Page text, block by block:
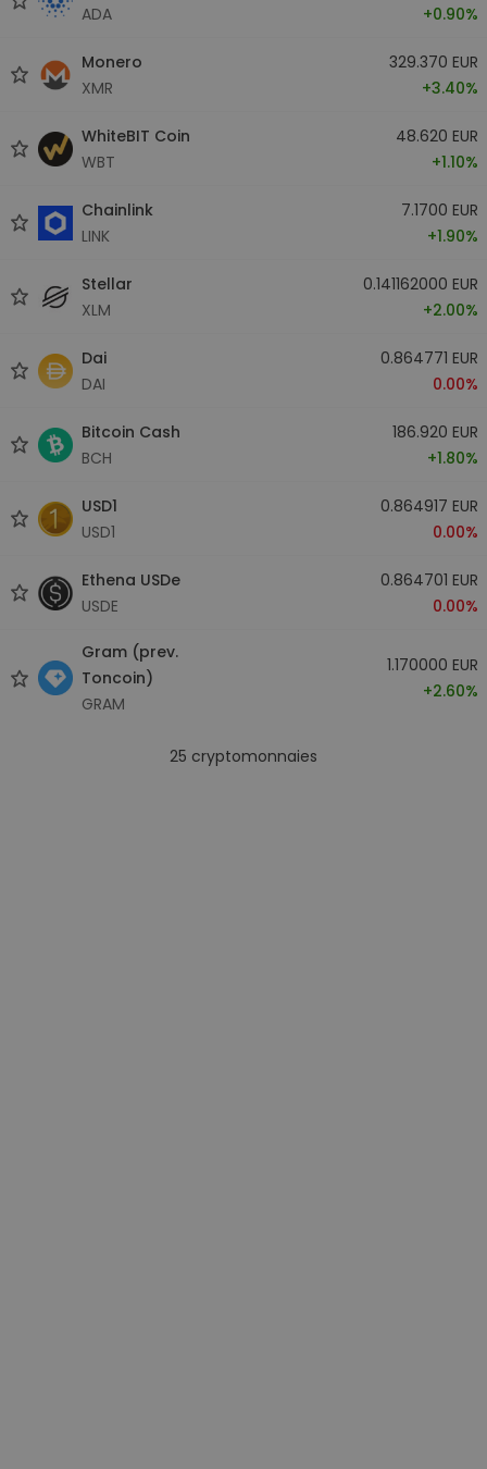
ADA
+0.90%
Monero
XMR
329.370 EUR
+3.40%
WhiteBIT Coin
WBT
48.620 EUR
+1.10%
Chainlink
LINK
7.1700 EUR
+1.90%
Stellar
XLM
0.141162000 EUR
+2.00%
Dai
DAI
0.864771 EUR
0.00%
Bitcoin Cash
BCH
186.920 EUR
+1.80%
USD1
USD1
0.864917 EUR
0.00%
Ethena USDe
USDE
0.864701 EUR
0.00%
Gram (prev.
Toncoin)
GRAM
1.170000 EUR
+2.60%
25 cryptomonnaies